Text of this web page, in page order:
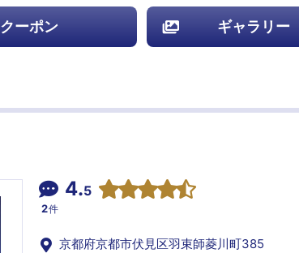
クーポン ギャラリー
4.5
2件
京都府京都市伏見区羽束師菱川町385